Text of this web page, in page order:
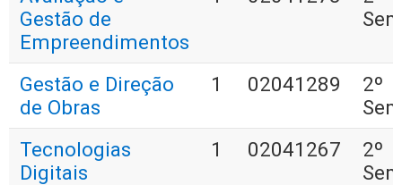
Gestão de
Empreendimentos
Gestão e Direção
de Obras
1 02041289
2º
Tecnologias
Digitais
1 02041267
2º